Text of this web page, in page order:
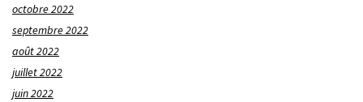
octobre 2022
septembre 2022
août 2022
juillet 2022
juin 2022